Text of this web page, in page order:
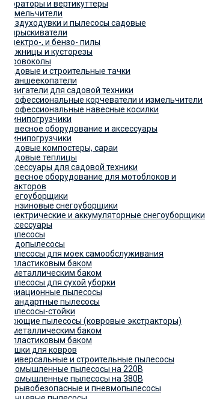
Аэраторы и вертикуттеры
Измельчители
Воздуходувки и пылесосы садовые
Опрыскиватели
Электро-, и бензо- пилы
Ножницы и кусторезы
Дровоколы
Садовые и строительные тачки
Траншеекопатели
Двигатели для садовой техники
Профессиональные корчеватели и измельчители
Профессиональные навесные косилки
Минипогрузчики
Навесное оборудование и аксессуары
Минипогрузчики
Садовые компостеры, сараи
Садовые теплицы
Аксессуары для садовой техники
Навесное оборудование для мотоблоков и
тракторов
Снегоуборщики
Бензиновые снегоуборщики
Электрические и аккумуляторные снегоуборщики
Аксессуары
Пылесосы
Водопылесосы
Пылесосы для моек самообслуживания
С пластиковым баком
С металлическим баком
Пылесосы для сухой уборки
Авиационные пылесосы
Стандартные пылесосы
Пылесосы-стойки
Моющие пылесосы (ковровые экстракторы)
С металлическим баком
С пластиковым баком
Сушки для ковров
Универсальные и строительные пылесосы
Промышленные пылесосы на 220В
Промышленные пылесосы на 380В
Взрывобезопасные и пневмопылесосы